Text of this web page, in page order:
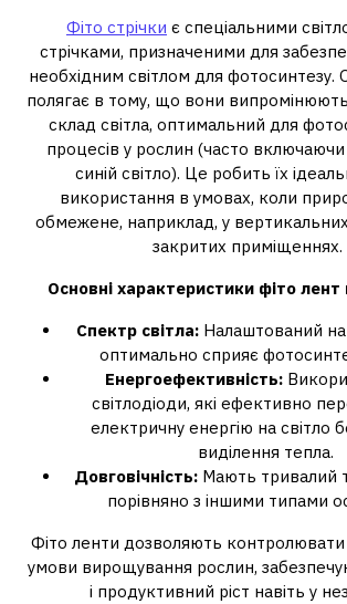
Фіто стрічки є спеціальними
стрічками, призначеними для
необхідним світлом для фотосинтезу.
полягає в тому, що вони
склад світла, оптимальний для
процесів у рослин (часто
синій світло). Це робить їх
використання в умовах, коли
обмежене, наприклад, у
закритих приміщеннях.
Основні характеристики фіто
Спектр світла: Налаштований
оптимально сприяє
Енергоефективність:
світлодіоди, які ефективно
електричну енергію на світло
виділення тепла.
Довговічність:Мають тривалий
порівняно з іншими типами
Фіто ленти дозволяють контролювати
умови вирощування рослин,
і продуктивний ріст навіть у